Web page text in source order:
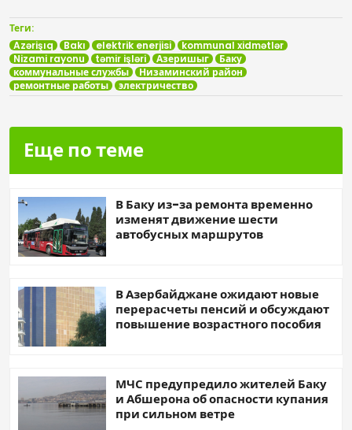
Теги:
Azərişıq
Bakı elektrik enerjisi
kommunal xidmətlər
Nizami rayonu
təmir işləri Азеришыг
Баку
коммунальные службы
Низаминский район
ремонтные работы
электричество
Еще по теме
В Баку из-за ремонта временно
изменят движение шести
автобусных маршрутов
В Азербайджане ожидают новые
перерасчеты пенсий и обсуждают
повышение возрастного пособия
МЧС предупредило жителей Баку
и Абшерона об опасности купания
при сильном ветре